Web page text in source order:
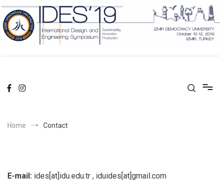
facebookInstagram
Home Contact
E-mail: ides[at]idu.edu.tr , iduides[at]gmail.com